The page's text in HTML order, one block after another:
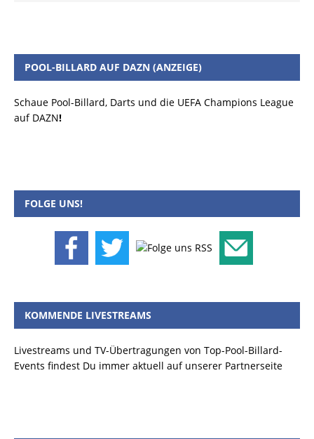
POOL-BILLARD AUF DAZN (ANZEIGE)
Schaue Pool-Billard, Darts und die UEFA Champions League
auf DAZN!
FOLGE UNS!
KOMMENDE LIVESTREAMS
Livestreams und TV-Übertragungen von Top-Pool-Billard-
Events findest Du immer aktuell auf unserer Partnerseite